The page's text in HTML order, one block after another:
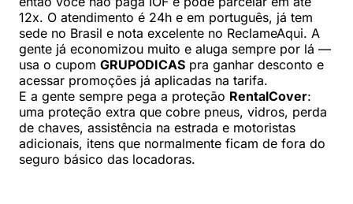
12x. O atendimento é 24h e em português, já tem
sede no Brasil e nota excelente no ReclameAqui. A
gente já economizou muito e aluga sempre por lá —
usa o cupom GRUPODICAS pra ganhar desconto e
acessar promoções já aplicadas na tarifa.
E a gente sempre pega a proteção RentalCover:
uma proteção extra que cobre pneus, vidros, perda
de chaves, assistência na estrada e motoristas
adicionais, itens que normalmente ficam de fora do
seguro básico das locadoras.